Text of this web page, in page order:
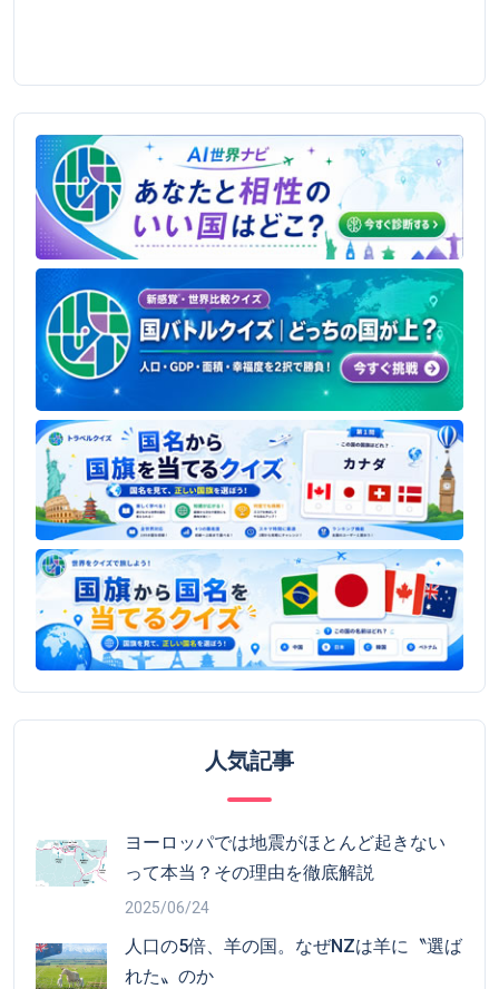
人気記事
ヨーロッパでは地震がほとんど起きない
って本当？その理由を徹底解説
2025/06/24
人口の5倍、羊の国。なぜNZは羊に〝選ば
れた〟のか